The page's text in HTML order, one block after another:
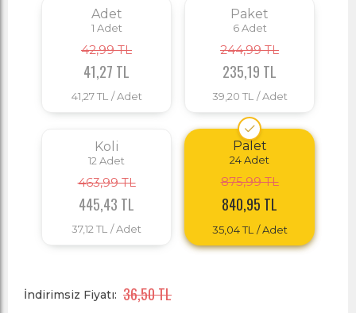
Adet
1 Adet
42,99 TL
41,27 TL
41,27 TL / Adet
Paket
6 Adet
244,99 TL
235,19 TL
39,20 TL / Adet
Koli
12 Adet
463,99 TL
445,43 TL
37,12 TL / Adet
Palet
24Adet
875,99 TL
840,95 TL
35,04 TL / Adet
İndirimsiz Fiyatı: 36,50 TL